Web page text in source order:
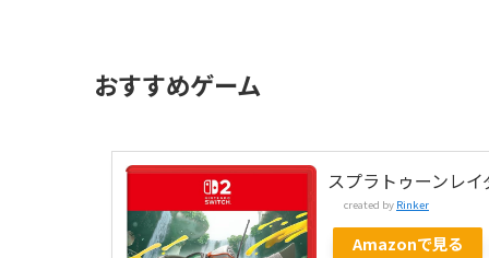
おすすめゲーム
スプラトゥーンレイ
created by Rinker
Amazonで見る